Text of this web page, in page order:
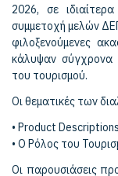
2026, σε
συμμετοχή μελών
φιλοξενούμενες
κάλυψαν σύγχρονα
του τουρισμού.
Οι θεματικές των
• Product
• Ο Ρόλος του
Οι παρουσιάσεις